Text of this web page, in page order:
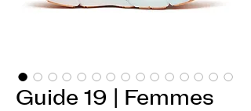
Guide 19 | Femmes